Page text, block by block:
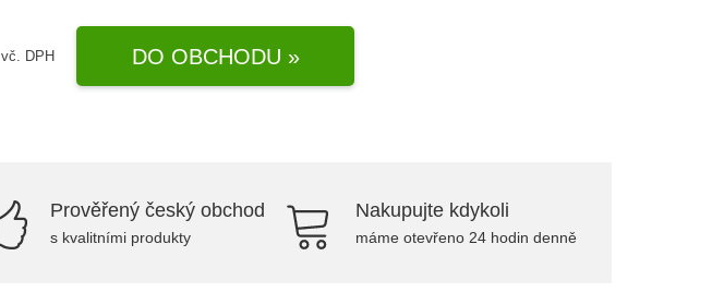
vč. DPH DO OBCHODU »
Prověřený český obchod
s kvalitními produkty
Nakupujte kdykoli
máme otevřeno 24 hodin denně